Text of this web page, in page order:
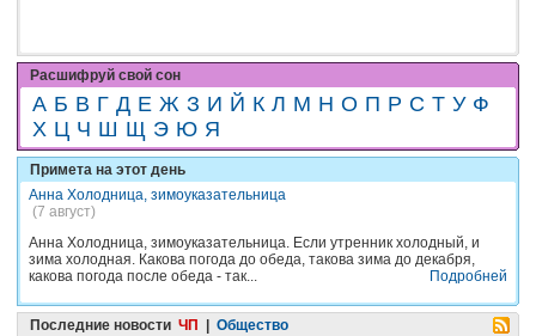
Расшифруй свой сон
А Б В Г Д Е Ж З И Й К Л М Н О П Р С Т У Ф
Х Ц Ч Ш Щ Э Ю Я
Примета на этот день
Анна Холодница, зимоуказательница
(7 август)
Анна Холодница, зимоуказательница. Если утренник холодный, и
зима холодная. Какова погода до обеда, такова зима до декабря,
какова погода после обеда - так...
Подробней
Последние новости ЧП
Общество